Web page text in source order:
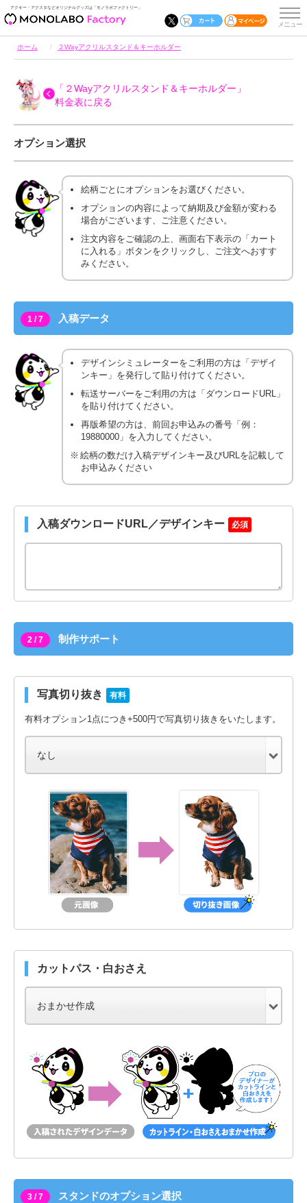
アクキー・アクスタなどオリジナルグッズは「モノラボファクトリー」
ホーム ２Wayアクリルスタンド＆キーホルダー
「２Wayアクリルスタンド＆キーホルダー」
料金表に戻る
オプション選択
絵柄ごとにオプションをお選びください。
オプションの内容によって納期及び金額が変わる
場合がございます、ご注意ください。
注文内容をご確認の上、画面右下表示の「カート
に入れる」ボタンをクリックし、ご注文へおすす
みください。
1 / 7 入稿データ
デザインシミュレーターをご利用の方は「デザイ
ンキー」を発行して貼り付けてください。
転送サーバーをご利用の方は「ダウンロードURL」
を貼り付けてください。
再版希望の方は、前回お申込みの番号「例：
19880000」を入力してください。
絵柄の数だけ入稿デザインキー及びURLを記載して
お申込みください
入稿ダウンロードURL／デザインキー 必須
2 / 7 制作サポート
写真切り抜き 有料
有料オプション1点につき+500円で写真切り抜きをいたします。
カットパス・白おさえ
3 / 7 スタンドのオプション選択